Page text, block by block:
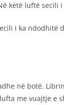
këtë luftë secili
i ka
në botë.
me vuajtje e